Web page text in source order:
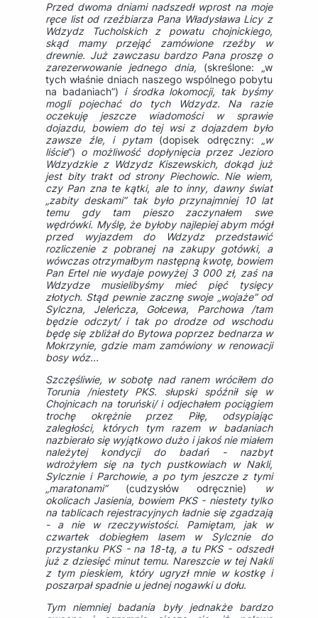
Przed dwoma dniami nadszedł wprost na moje
ręce list od rzeźbiarza Pana Władysława Licy z
Wdzydz Tucholskich z powatu chojnickiego,
skąd mamy przejąć zamówione rzeźby w
drewnie. Już zawczasu bardzo Pana proszę o
zarezerwowanie jednego dnia, (skreślone: „w
tych właśnie dniach naszego wspólnego pobytu
na badaniach”) i środka lokomocji, tak byśmy
mogli pojechać do tych Wdzydz. Na razie
oczekuję jeszcze wiadomości w sprawie
dojazdu, bowiem do tej wsi z dojazdem było
zawsze źle, i pytam(dopisek odręczny: „w
liście”) o możliwość dopłynięcia przez Jezioro
Wdzydzkie z Wdzydz Kiszewskich, dokąd już
jest bity trakt od strony Piechowic. Nie wiem,
czy Pan zna te kątki, ale to inny, dawny świat
„zabity deskami” tak było przynajmniej 10 lat
temu gdy tam pieszo zaczynałem swe
wędrówki. Myślę, że byłoby najlepiej abym mógł
przed wyjazdem do Wdzydz przedstawić
rozliczenie z pobranej na zakupy gotówki, a
wówczas otrzymałbym następną kwotę, bowiem
Pan Ertel nie wydaje powyżej 3 000 zł, zaś na
Wdzydze musielibyśmy mieć pięć tysięcy
złotych. Stąd pewnie zacznę swoje „wojaże” od
Sylczna, Jeleńcza, Gołcewa, Parchowa /tam
będzie odczyt/ i tak po drodze od wschodu
będę się zbliżał do Bytowa poprzez bednarza w
Mokrzynie, gdzie mam zamówiony w renowacji
bosy wóz...
Szczęśliwie, w sobotę nad ranem wróciłem do
Torunia /niestety PKS. słupski spóźnił się w
Chojnicach na toruński/ i odjechałem pociągiem
trochę okrężnie przez Piłę, odsypiając
zaległości, których tym razem w badaniach
nazbierało się wyjątkowo dużo i jakoś nie miałem
należytej kondycji do badań - nazbyt
wdrożyłem się na tych pustkowiach w Nakli,
Sylcznie i Parchowie, a po tym jeszcze z tymi
„maratonami”(cudzysłów odręcznie)
w
okolicach Jasienia, bowiem PKS - niestety tylko
na tablicach rejestracyjnych ładnie się zgadzają
- a nie w rzeczywistości. Pamiętam, jak w
czwartek dobiegłem lasem w Sylcznie do
przystanku PKS - na 18-tą, a tu PKS - odszedł
już z dziesięć minut temu. Nareszcie w tej Nakli
z tym pieskiem, który ugryzł mnie w kostkę i
poszarpał spadnie u jednej nogawki u dołu.
Tym niemniej badania były jednakże bardzo